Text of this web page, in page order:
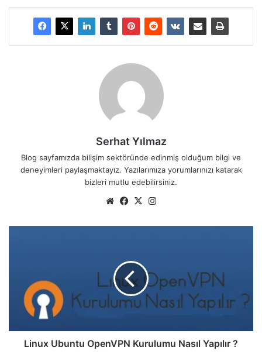
Serhat Yılmaz
Blog sayfamızda bilişim sektöründe edinmiş olduğum bilgi ve
deneyimleri paylaşmaktayız. Yazılarımıza yorumlarınızı katarak
bizleri mutlu edebilirsiniz.
We
sit
Fa
bo
X
ra
n
Linux Ubuntu OpenVPN Kurulumu Nasıl Yapılır ?